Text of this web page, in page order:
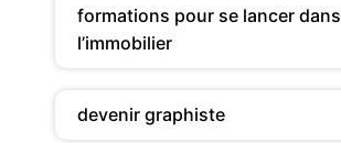
formations pour se lancer dans
l’immobilier
devenir graphiste